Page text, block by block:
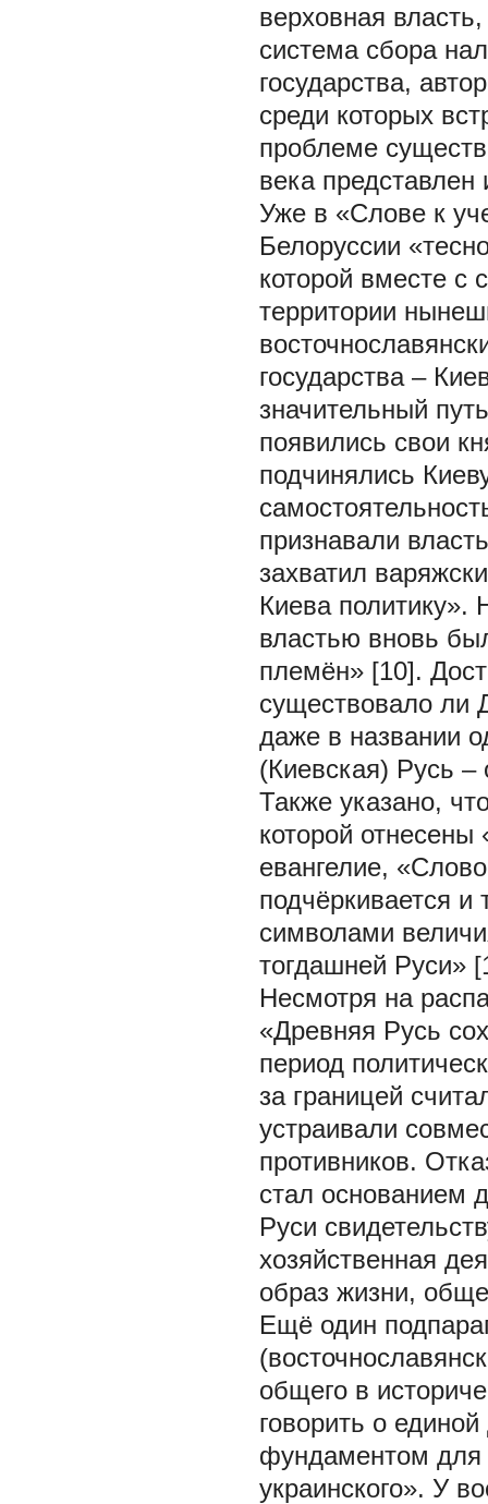
верховная
система сбора
государства,
среди которых
проблеме
века
Уже в «Слове к
Белоруссии
которой вместе с
территории
государства –
значительный
появились свои
подчинялись
признавали
захватил
Киева политику».
властью вновь
племён» [10].
существовало ли
даже в названии
(Киевская) Русь –
Также указано,
которой
евангелие,
подчёркивается
символами
тогдашней Руси»
Несмотря на
«Древняя Русь
период
за границей
устраивали
противников.
стал основанием
Руси
хозяйственная
образ жизни,
Ещё один
общего в
говорить о
фундаментом для
украинского». У